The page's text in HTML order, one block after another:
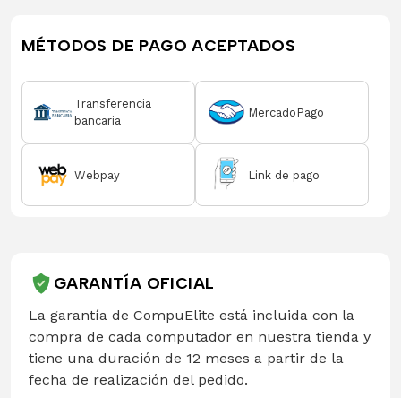
MÉTODOS DE PAGO ACEPTADOS
Transferencia
bancaria
MercadoPago
Webpay Link de pago
GARANTÍA OFICIAL
La garantía de CompuElite está incluida con la
compra de cada computador en nuestra tienda y
tiene una duración de 12 meses a partir de la
fecha de realización del pedido.